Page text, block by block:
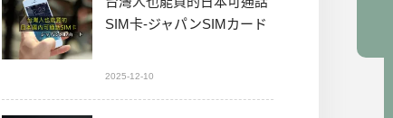
SIM卡-ジャパンSIMカード
2025-12-10